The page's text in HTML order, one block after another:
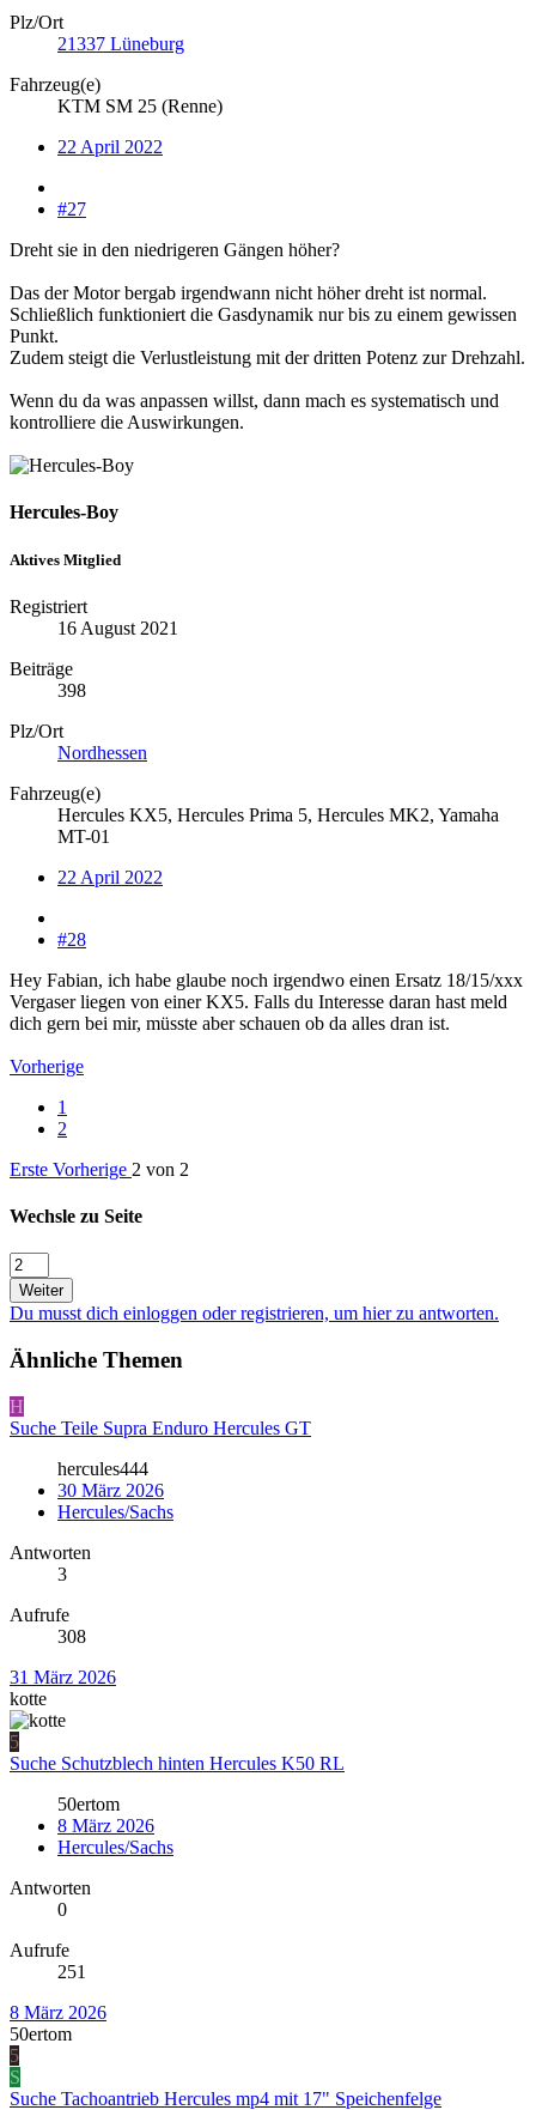
Plz/Ort
21337 Lüneburg
Fahrzeug(e)
KTM SM 25 (Renne)
22 April 2022
#27
Dreht sie in den niedrigeren Gängen höher?
Das der Motor bergab irgendwann nicht höher dreht ist normal.
Schließlich funktioniert die Gasdynamik nur bis zu einem gewissen
Punkt.
Zudem steigt die Verlustleistung mit der dritten Potenz zur Drehzahl.
Wenn du da was anpassen willst, dann mach es systematisch und
kontrolliere die Auswirkungen.
Hercules-Boy
Aktives Mitglied
Registriert
16 August 2021
Beiträge
398
Plz/Ort
Nordhessen
Fahrzeug(e)
Hercules KX5, Hercules Prima 5, Hercules MK2, Yamaha
MT-01
22 April 2022
#28
Hey Fabian, ich habe glaube noch irgendwo einen Ersatz 18/15/xxx
Vergaser liegen von einer KX5. Falls du Interesse daran hast meld
dich gern bei mir, müsste aber schauen ob da alles dran ist.
Vorherige
1
2
Erste Vorherige 2 von 2
Wechsle zu Seite
Weiter
Du musst dich einloggen oder registrieren, um hier zu antworten.
Ähnliche Themen
H
Suche Teile Supra Enduro Hercules GT
hercules444
30 März 2026
Hercules/Sachs
Antworten
3
Aufrufe
308
31 März 2026
kotte
5
Suche Schutzblech hinten Hercules K50 RL
50ertom
8 März 2026
Hercules/Sachs
Antworten
0
Aufrufe
251
8 März 2026
50ertom
5
S
Suche Tachoantrieb Hercules mp4 mit 17" Speichenfelge